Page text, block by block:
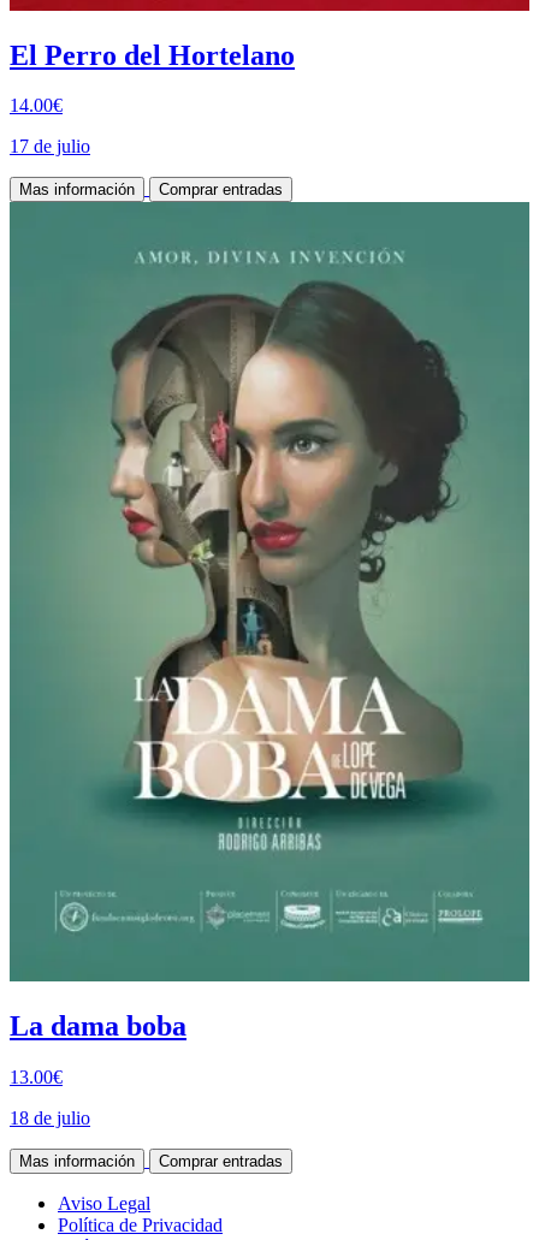
El Perro del Hortelano
14.00€
17 de julio
Mas información Comprar entradas
La dama boba
13.00€
18 de julio
Mas información Comprar entradas
Aviso Legal
Política de Privacidad